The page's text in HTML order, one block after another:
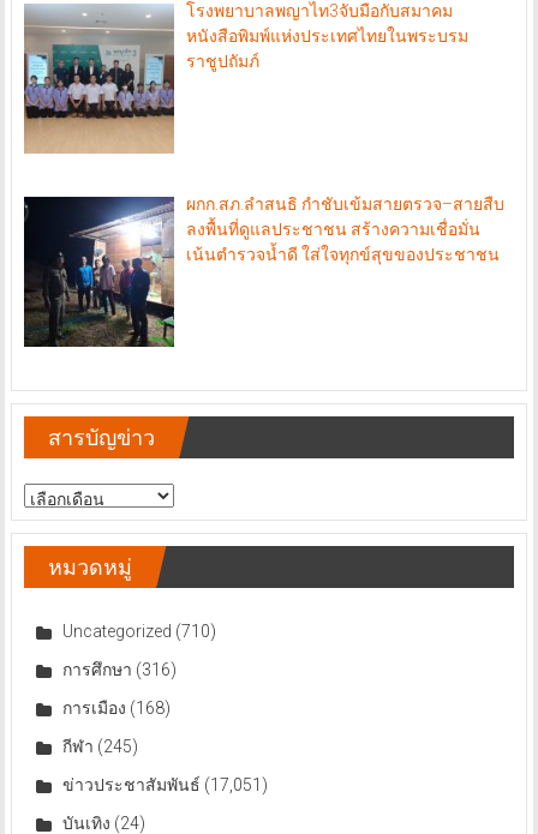
โรงพยาบาลพญาไท3จับมือกับสมาคม
หนังสือพิมพ์แห่งประเทศไทยในพระบรม
ราชูปถัมภ์
ผกก.สภ.ลำสนธิ กำชับเข้มสายตรวจ–สายสืบ
ลงพื้นที่ดูแลประชาชน สร้างความเชื่อมั่น
เน้นตำรวจน้ำดี ใส่ใจทุกข์สุขของประชาชน
สารบัญข่าว
สารบัญ
ข่าว
หมวดหมู่
Uncategorized (710)
การศึกษา (316)
การเมือง (168)
กีฬา (245)
ข่าวประชาสัมพันธ์ (17,051)
บันเทิง (24)